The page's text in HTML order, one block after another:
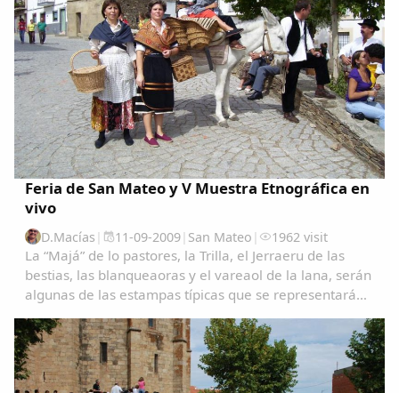
Feria de San Mateo y V Muestra Etnográfica en
vivo
D.Macías | 11-09-2009| San Mateo | 1962 visit
La “Majá” de lo pastores, la Trilla, el Jerraeru de las
bestias, las blanqueaoras y el vareaol de la lana, serán
algunas de las estampas típicas que se representarán
piconeru” o el “caleru” ...